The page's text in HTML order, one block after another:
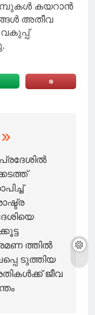
കയറാൻ
അതീവ
ത്തിൽ
ടുത്തിയ
ജീവ